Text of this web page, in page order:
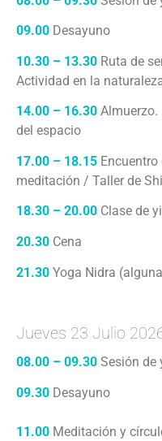
09.00 Desayuno
10.30 – 13.30 Ruta de
Actividad en la
14.00 – 16.30
del espacio
17.00 – 18.15
meditación / Taller de
18.30 – 20.00 Clase de
20.30 Cena
21.30 Yoga Nidra
Jueves 23 Julio
08.00 – 09.30 Sesión de
09.30 Desayuno
11.00 Meditación y